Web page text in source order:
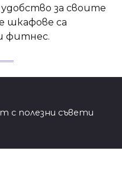
за своите
шкафове са
фитнес.
с полезни съвети